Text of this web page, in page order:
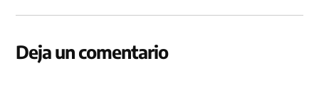
Deja un comentario